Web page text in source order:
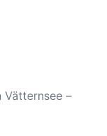
Vätternsee –